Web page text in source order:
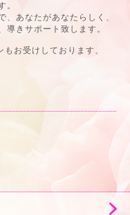
。
あなたがあなたらしく、
導きサポート致します。
お受けしております、